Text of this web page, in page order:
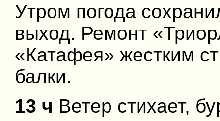
Утром погода
выход. Ремонт
«Катафея» жестким
балки.
13 ч Ветер стихает,